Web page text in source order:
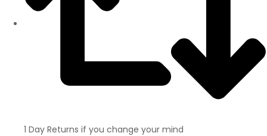
1 Day Returns if you change your mind